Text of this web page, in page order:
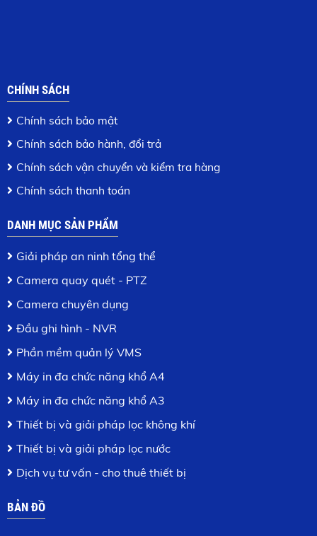
CHÍNH SÁCH
Chính sách bảo mật
Chính sách bảo hành, đổi trả
Chính sách vận chuyển và kiểm tra hàng
Chính sách thanh toán
DANH MỤC SẢN PHẨM
Giải pháp an ninh tổng thể
Camera quay quét - PTZ
Camera chuyên dụng
Đầu ghi hình - NVR
Phần mềm quản lý VMS
Máy in đa chức năng khổ A4
Máy in đa chức năng khổ A3
Thiết bị và giải pháp lọc không khí
Thiết bị và giải pháp lọc nước
Dịch vụ tư vấn - cho thuê thiết bị
BẢN ĐỒ